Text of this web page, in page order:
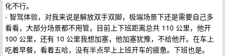
化不行。
- 智驾体验，对我来说是解放双手双脚，极端场景下还是需要自己多
看看，大部分场景都不用管，目前上下班距离总共 110 公里，他开
100 公里，还有 10 公里我想加塞，他加塞犹豫，不给他开。在车上
吃着早餐，看着五哈，没有半点早上上班开车的疲惫。下班也是。